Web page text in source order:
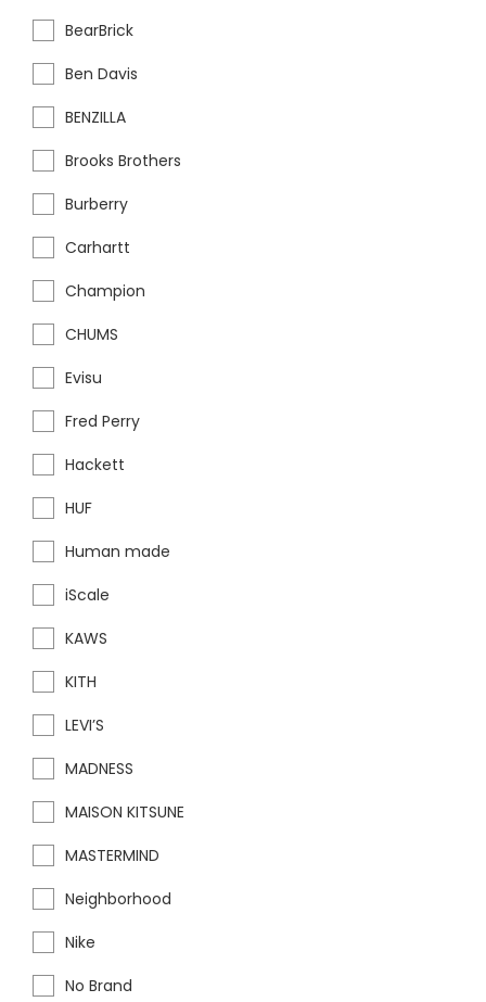
BearBrick
Ben Davis
BENZILLA
Brooks Brothers
Burberry
Carhartt
Champion
CHUMS
Evisu
Fred Perry
Hackett
HUF
Human made
iScale
KAWS
KITH
LEVI’S
MADNESS
MAISON KITSUNE
MASTERMIND
Neighborhood
Nike
No Brand